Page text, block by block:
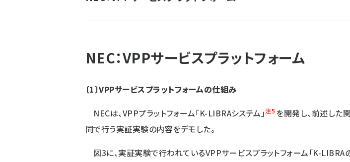
ン
く
NEC：VPPサービスプラットフォーム
〔1〕VPPサービスプラットフォームの仕組み
NECは、VPPプラットフォーム「K-LIBRAシステム」注5 を開発し、前述した
同で行う実証実験の内容をデモした。
図3に、実証実験で行われているVPPサービスプラットフォーム「K-LIBRA